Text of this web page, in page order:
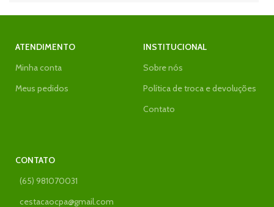
ATENDIMENTO
Minha conta
Meus pedidos
INSTITUCIONAL
Sobre nós
Política de troca e devoluções
Contato
CONTATO
(65) 981070031
cestacaocpa@gmail.com